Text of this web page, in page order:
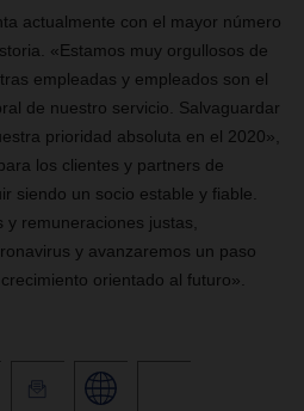
actualmente con el mayor número
«Estamos muy orgullosos de
empleadas y empleados son el
de nuestro servicio. Salvaguardar
prioridad absoluta en el 2020»,
los clientes y partners de
siendo un socio estable y fiable.
remuneraciones justas,
y avanzaremos un paso
orientado al futuro».